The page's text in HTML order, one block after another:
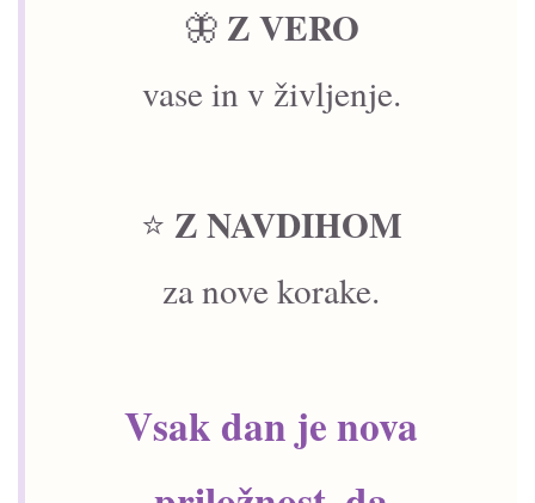
🦋 Z VERO
vase in v življenje.
⭐ Z NAVDIHOM
za nove korake.
Vsak dan je nova